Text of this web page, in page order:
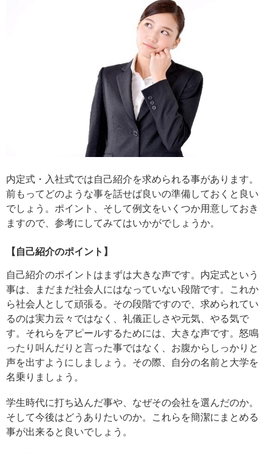
内定式・入社式では自己紹介を求められる事があります。
前もってどのような事を話せば良いの準備しておくと良い
でしょう。ポイント、そして例文をいくつか用意しておき
ますので、参考にしてみてはいかがでしょうか。
【自己紹介のポイント】
自己紹介のポイントはまずは大きな声です。内定式という
事は、まだまだ社会人にはなっていない段階です。これか
ら社会人として頑張る。その段階ですので、求められてい
るのは実力云々ではなく、礼儀正しさや元気、やる気で
す。それらをアピールするためには、大きな声です。怒鳴
ったり叫んだりと言った事ではなく、お腹からしっかりと
声を出すようにしましょう。その際、自分の名前と大学を
名乗りましょう。
学生時代に打ち込んだ事や、なぜその会社を選んだのか。
そして今後はどうありたいのか。これらを簡潔にまとめる
事が出来ると良いでしょう。